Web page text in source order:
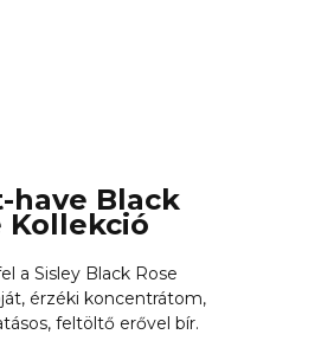
have Black
Kollekció
a Sisley Black Rose
érzéki koncentrátom,
feltöltő erővel bír.